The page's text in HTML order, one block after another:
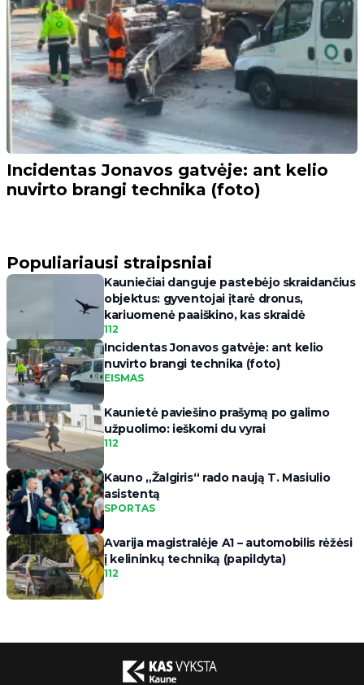
Incidentas Jonavos gatvėje: ant kelio
nuvirto brangi technika (foto)
Populiariausi straipsniai
Kauniečiai danguje pastebėjo skraidančius
objektus: gyventojai įtarė dronus,
kariuomenė paaiškino, kas skraidė
112
Incidentas Jonavos gatvėje: ant kelio
nuvirto brangi technika (foto)
EISMAS
Kaunietė paviešino prašymą po galimo
užpuolimo: ieškomi du vyrai
112
Kauno „Žalgiris“ rado naują T. Masiulio
asistentą
SPORTAS
Avarija magistralėje A1 – automobilis rėžėsi
į kelininkų techniką (papildyta)
112